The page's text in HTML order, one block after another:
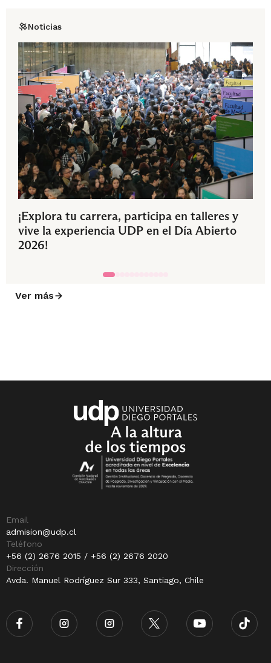
Noticias
¡Explora tu carrera, participa en talleres y
vive la experiencia UDP en el Día Abierto
2026!
Ver más
Email
admision@udp.cl
Teléfono
+56 (2) 2676 2015 / +56 (2) 2676 2020
Dirección
Avda. Manuel Rodríguez Sur 333, Santiago, Chile